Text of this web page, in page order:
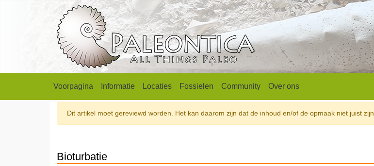
Voorpagina Informatie Locaties Fossielen Community Over ons
Dit artikel moet gereviewd worden. Het kan daarom zijn dat de inhoud en/of de opmaak niet juist zijn.
Bioturbatie